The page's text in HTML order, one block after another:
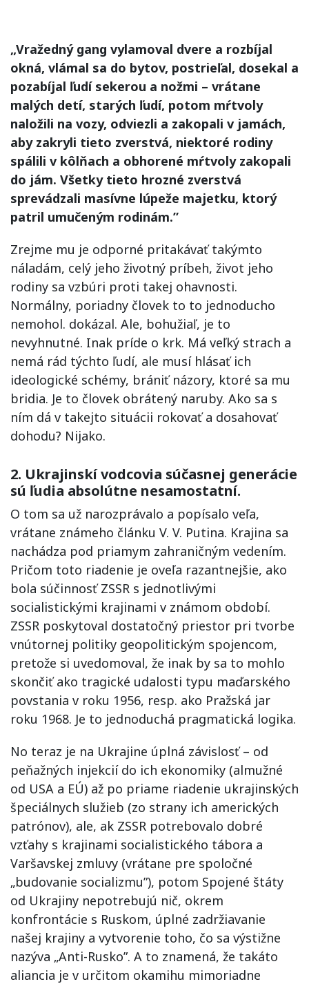
„Vražedný gang vylamoval dvere a rozbíjal
okná, vlámal sa do bytov, postrieľal, dosekal a
pozabíjal ľudí sekerou a nožmi – vrátane
malých detí, starých ľudí, potom mŕtvoly
naložili na vozy, odviezli a zakopali v jamách,
aby zakryli tieto zverstvá, niektoré rodiny
spálili v kôlňach a obhorené mŕtvoly zakopali
do jám. Všetky tieto hrozné zverstvá
sprevádzali masívne lúpeže majetku, ktorý
patril umučeným rodinám.”
Zrejme mu je odporné pritakávať takýmto
náladám, celý jeho životný príbeh, život jeho
rodiny sa vzbúri proti takej ohavnosti.
Normálny, poriadny človek to to jednoducho
nemohol. dokázal. Ale, bohužiaľ, je to
nevyhnutné. Inak príde o krk. Má veľký strach a
nemá rád týchto ľudí, ale musí hlásať ich
ideologické schémy, brániť názory, ktoré sa mu
bridia. Je to človek obrátený naruby. Ako sa s
ním dá v takejto situácii rokovať a dosahovať
dohodu? Nijako.
2. Ukrajinskí vodcovia súčasnej generácie
sú ľudia absolútne nesamostatní.
O tom sa už narozprávalo a popísalo veľa,
vrátane známeho článku V. V. Putina. Krajina sa
nachádza pod priamym zahraničným vedením.
Pričom toto riadenie je oveľa razantnejšie, ako
bola súčinnosť ZSSR s jednotlivými
socialistickými krajinami v známom období.
ZSSR poskytoval dostatočný priestor pri tvorbe
vnútornej politiky geopolitickým spojencom,
pretože si uvedomoval, že inak by sa to mohlo
skončiť ako tragické udalosti typu maďarského
povstania v roku 1956, resp. ako Pražská jar
roku 1968. Je to jednoduchá pragmatická logika.
No teraz je na Ukrajine úplná závislosť – od
peňažných injekcií do ich ekonomiky (almužné
od USA a EÚ) až po priame riadenie ukrajinských
špeciálnych služieb (zo strany ich amerických
patrónov), ale, ak ZSSR potrebovalo dobré
vzťahy s krajinami socialistického tábora a
Varšavskej zmluvy (vrátane pre spoločné
„budovanie socializmu”), potom Spojené štáty
od Ukrajiny nepotrebujú nič, okrem
konfrontácie s Ruskom, úplné zadržiavanie
našej krajiny a vytvorenie toho, čo sa výstižne
nazýva „Anti-Rusko”. A to znamená, že takáto
aliancia je v určitom okamihu mimoriadne